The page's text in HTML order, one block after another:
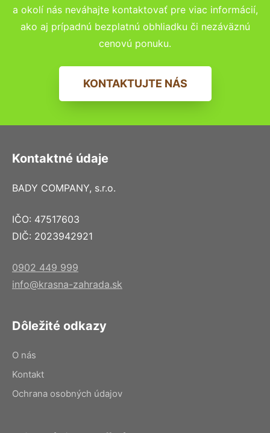
a okolí nás neváhajte kontaktovať pre viac informácií,
ako aj prípadnú bezplatnú obhliadku či nezáväznú
cenovú ponuku.
KONTAKTUJTE NÁS
Kontaktné údaje
BADY COMPANY, s.r.o.
IČO: 47517603
DIČ: 2023942921
0902 449 999
info@krasna-zahrada.sk
Dôležité odkazy
O nás
Kontakt
Ochrana osobných údajov